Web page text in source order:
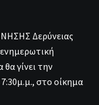
Δερύνειας
γίνει την
στο οίκημα